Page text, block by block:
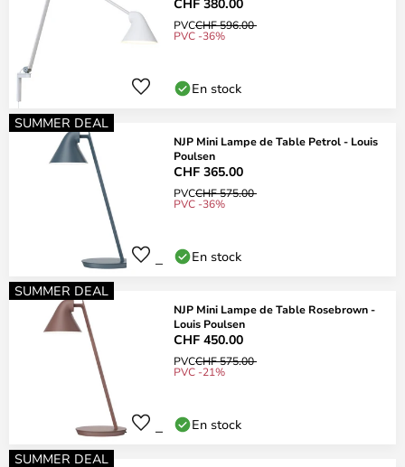
PVCCHF 596.00
PVC -36%
En stock
SUMMER DEAL
NJP Mini Lampe de Table Petrol - Louis
Poulsen
CHF 365.00
PVCCHF 575.00
PVC -36%
En stock
SUMMER DEAL
NJP Mini Lampe de Table Rosebrown -
Louis Poulsen
CHF 450.00
PVCCHF 575.00
PVC -21%
En stock
SUMMER DEAL